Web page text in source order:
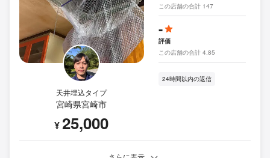
天井埋込タイプ
宮崎県宮崎市
¥25,000
この店舗の合計 147
-
評価
この店舗の合計 4.85
24時間以内の返信